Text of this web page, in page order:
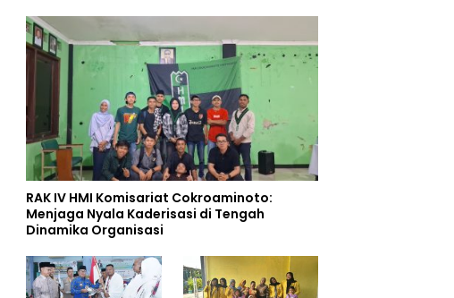
RAK IV HMI Komisariat Cokroaminoto:
Menjaga Nyala Kaderisasi di Tengah
Dinamika Organisasi